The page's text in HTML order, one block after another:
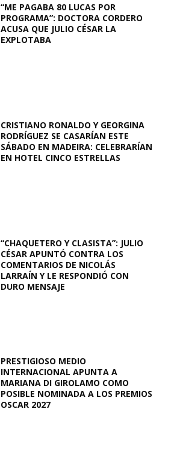
“ME PAGABA 80 LUCAS POR
PROGRAMA”: DOCTORA CORDERO
ACUSA QUE JULIO CÉSAR LA
EXPLOTABA
CRISTIANO RONALDO Y GEORGINA
RODRÍGUEZ SE CASARÍAN ESTE
SÁBADO EN MADEIRA: CELEBRARÍAN
EN HOTEL CINCO ESTRELLAS
“CHAQUETERO Y CLASISTA”: JULIO
CÉSAR APUNTÓ CONTRA LOS
COMENTARIOS DE NICOLÁS
LARRAÍN Y LE RESPONDIÓ CON
DURO MENSAJE
PRESTIGIOSO MEDIO
INTERNACIONAL APUNTA A
MARIANA DI GIROLAMO COMO
POSIBLE NOMINADA A LOS PREMIOS
OSCAR 2027